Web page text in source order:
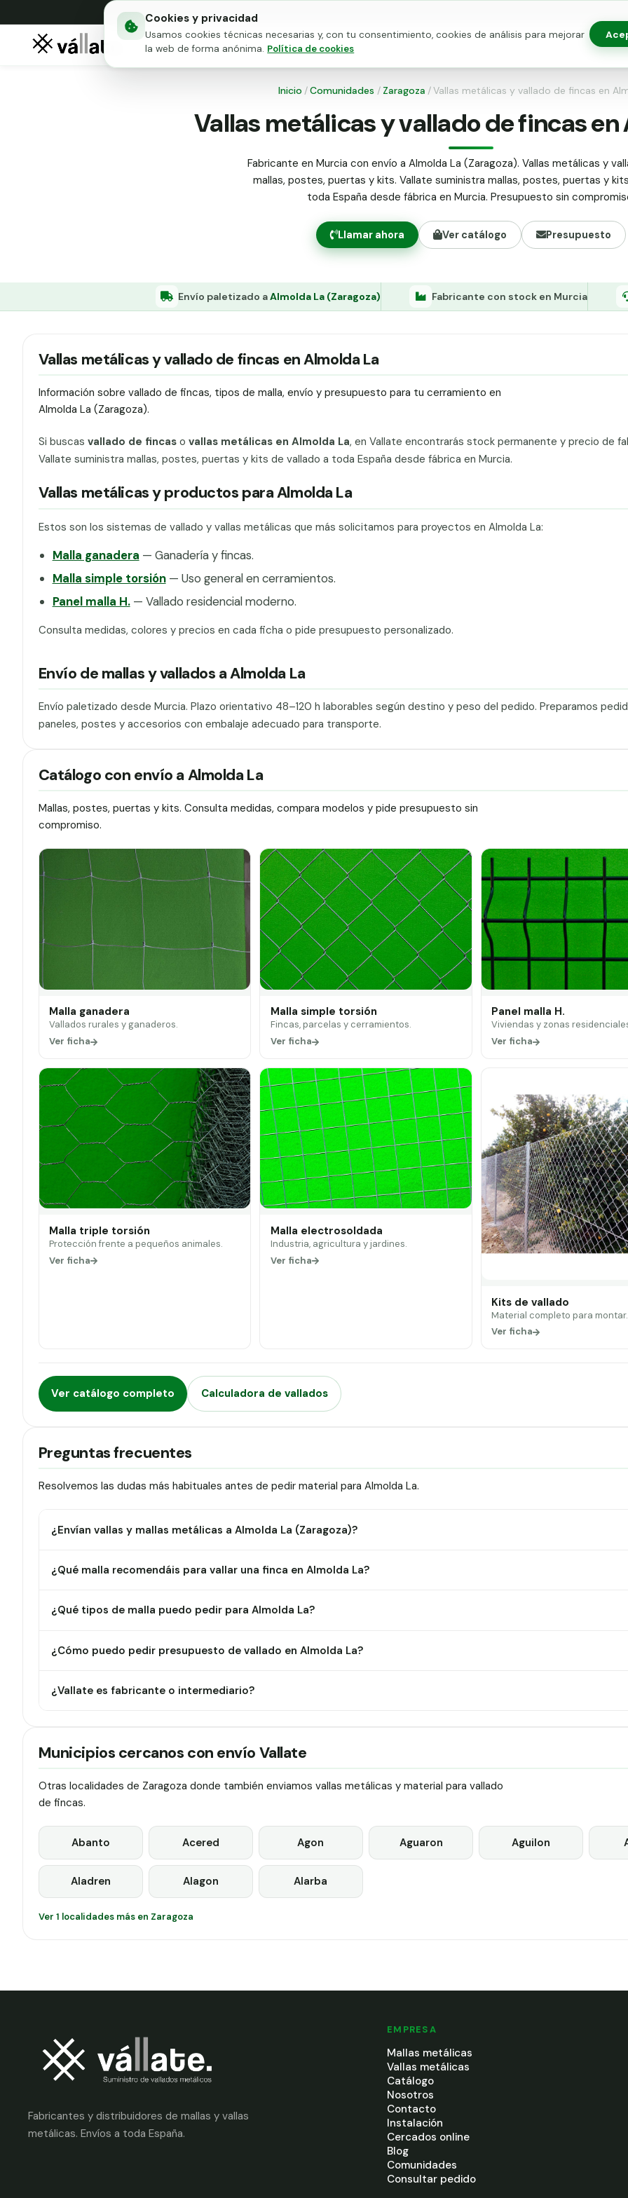
Cookies y privacidad
Usamos cookies técnicas necesarias y, con tu consentimiento, cookies de análisis para mejorar
la web de forma anónima. Política de cookies
Mallas metálicas
Puertas para vallado
Inicio /Comunidades / Zaragoza /Vallas metálicas y vallado de fincas en
Vallas metálicas y vallado de fincas en
Fabricante en Murcia con envío a Almolda La (Zaragoza). Vallas metálicas y
mallas, postes, puertas y kits. Vallate suministra mallas, postes, puertas y
toda España desde fábrica en Murcia. Presupuesto sin
Llamar ahora Ver catálogo Presupuesto
Envío paletizado aAlmolda La (Zaragoza) Fabricante con stock en Murcia
Vallas metálicas y vallado de fincas en Almolda La
Información sobre vallado de fincas, tipos de malla, envío y presupuesto para tu cerramiento en
Almolda La (Zaragoza).
Si buscas vallado de fincaso vallas metálicas en Almolda La, en Vallate encontrarás stock permanente y precio de
Vallate suministra mallas, postes, puertas y kits de vallado a toda España desde fábrica en Murcia.
Vallas metálicas y productos para Almolda La
Estos son los sistemas de vallado y vallas metálicas que más solicitamos para proyectos en Almolda La:
Malla ganadera — Ganadería y fincas.
Malla simple torsión— Uso general en cerramientos.
Panel malla H.— Vallado residencial moderno.
Consulta medidas, colores y precios en cada ficha o pide presupuesto personalizado.
Envío de mallas y vallados a Almolda La
Envío paletizado desde Murcia. Plazo orientativo 48–120 h laborables según destino y peso del pedido. Preparamos
paneles, postes y accesorios con embalaje adecuado para transporte.
Catálogo con envío a Almolda La
Mallas, postes, puertas y kits. Consulta medidas, compara modelos y pide presupuesto sin
compromiso.
Malla ganadera
Vallados rurales y ganaderos.
Ver ficha
Malla simple torsión
Fincas, parcelas y cerramientos.
Ver ficha
Panel malla H.
Viviendas y zonas
Ver ficha
Malla triple torsión
Protección frente a pequeños animales.
Ver ficha
Malla electrosoldada
Industria, agricultura y jardines.
Ver ficha
Kits de vallado
Material completo para montar.
Ver ficha
Ver catálogo completo Calculadora de vallados
Preguntas frecuentes
Resolvemos las dudas más habituales antes de pedir material para Almolda La.
¿Envían vallas y mallas metálicas a Almolda La (Zaragoza)?
¿Qué malla recomendáis para vallar una finca en Almolda La?
¿Qué tipos de malla puedo pedir para Almolda La?
¿Cómo puedo pedir presupuesto de vallado en Almolda La?
¿Vallate es fabricante o intermediario?
Municipios cercanos con envío Vallate
Otras localidades de Zaragoza donde también enviamos vallas metálicas y material para vallado
de fincas.
Abanto Acered Agon Aguaron Aguilon
Aladren Alagon Alarba
Ver 1 localidades más en Zaragoza
Fabricantes y distribuidores de mallas y vallas
metálicas. Envíos a toda España.
EMPRESA
Mallas metálicas
Vallas metálicas
Catálogo
Nosotros
Contacto
Instalación
Cercados online
Blog
Comunidades
Consultar pedido